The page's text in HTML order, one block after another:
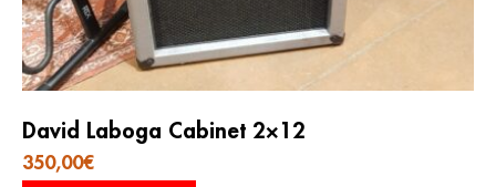
David Laboga Cabinet 2×12
350,00€